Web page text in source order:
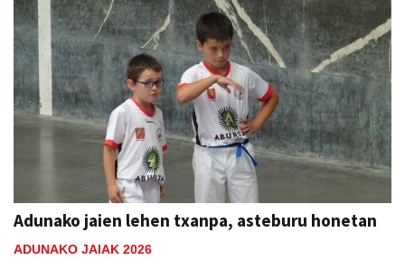
Adunako jaien lehen txanpa, asteburu honetan
ADUNAKO JAIAK 2026